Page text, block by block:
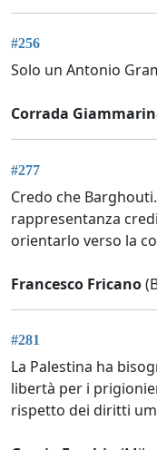
#256
Solo un Antonio
Corrada
#277
Credo che
rappresentanza
orientarlo verso la
Francesco Fricano
#281
La Palestina ha
libertà per i
rispetto dei diritti